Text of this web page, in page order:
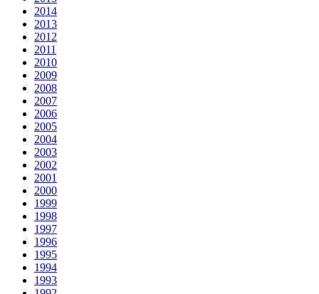
2014
2013
2012
2011
2010
2009
2008
2007
2006
2005
2004
2003
2002
2001
2000
1999
1998
1997
1996
1995
1994
1993